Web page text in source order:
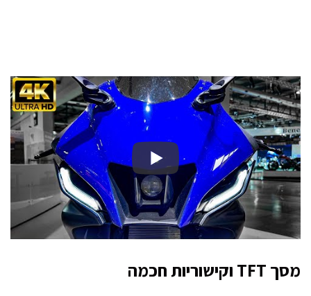
מסך TFT וקישוריות חכמה